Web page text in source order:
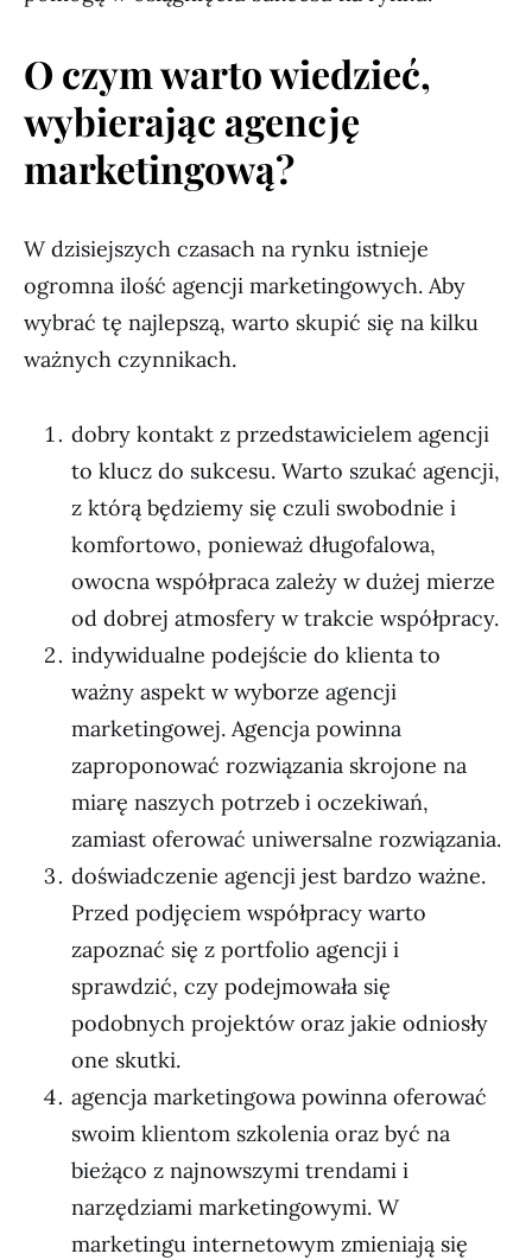
O czym warto wiedzieć,
wybierając agencję
marketingową?
W dzisiejszych czasach na rynku istnieje
ogromna ilość agencji marketingowych. Aby
wybrać tę najlepszą, warto skupić się na kilku
ważnych czynnikach.
dobry kontakt z przedstawicielem agencji
to klucz do sukcesu. Warto szukać agencji,
z którą będziemy się czuli swobodnie i
komfortowo, ponieważ długofalowa,
owocna współpraca zależy w dużej mierze
od dobrej atmosfery w trakcie współpracy.
indywidualne podejście do klienta to
ważny aspekt w wyborze agencji
marketingowej. Agencja powinna
zaproponować rozwiązania skrojone na
miarę naszych potrzeb i oczekiwań,
zamiast oferować uniwersalne rozwiązania.
doświadczenie agencji jest bardzo ważne.
Przed podjęciem współpracy warto
zapoznać się z portfolio agencji i
sprawdzić, czy podejmowała się
podobnych projektów oraz jakie odniosły
one skutki.
agencja marketingowa powinna oferować
swoim klientom szkolenia oraz być na
bieżąco z najnowszymi trendami i
narzędziami marketingowymi. W
marketingu internetowym zmieniają się